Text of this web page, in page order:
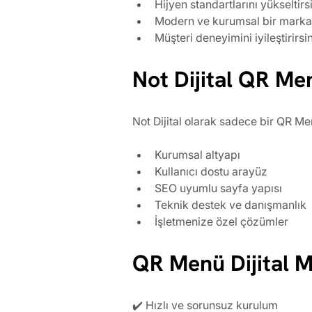
Hijyen standartlarını
Modern ve kurumsal bir
Müşteri deneyimini
Not Dijital QR
Not Dijital olarak sadece bir QR
Kurumsal altyapı
Kullanıcı dostu arayüz
SEO uyumlu sayfa yapısı
Teknik destek ve danışmanlık
İşletmenize özel çözümler
QR Menü Dijital
✔️ Hızlı ve sorunsuz kurulum